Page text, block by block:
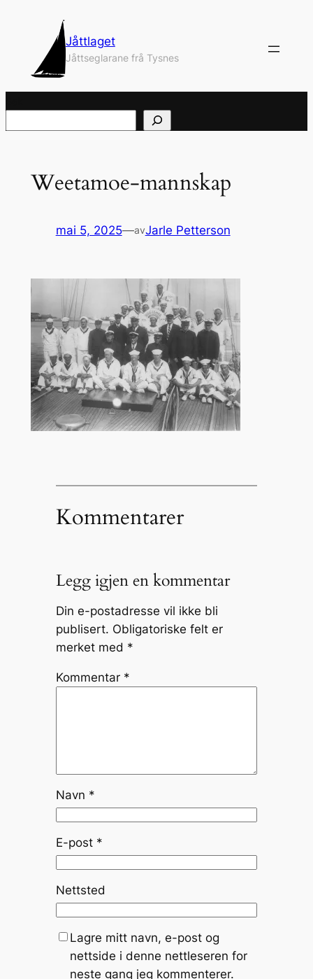
Jåttlaget
Jåttseglarane frå Tysnes
Weetamoe-mannskap
mai 5, 2025—avJarle Petterson
Kommentarer
Legg igjen en kommentar
Din e-postadresse vil ikke bli
publisert. Obligatoriske felt er
merket med *
Kommentar *
Navn *
E-post *
Nettsted
Lagre mitt navn, e-post og
nettside i denne nettleseren for
neste gang jeg kommenterer.